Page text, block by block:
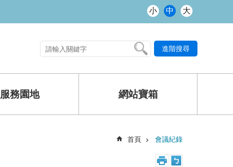
小 中 大
進階搜尋
服務園地 網站寶箱
首頁 會議紀錄